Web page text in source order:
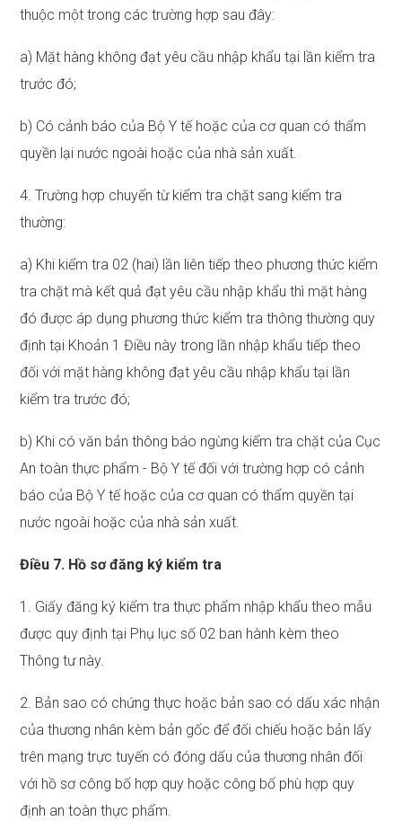
thuộc một trong các trường hợp sau đây:
a) Mặt hàng không đạt yêu cầu nhập khẩu tại lần kiểm tra
trước đó;
b) Có cảnh báo của Bộ Y tế hoặc của cơ quan có thẩm
quyền lại nước ngoài hoặc của nhà sản xuất.
4. Trường hợp chuyển từ kiểm tra chặt sang kiểm tra
thường:
a) Khi kiểm tra 02 (hai) lần liên tiếp theo phương thức kiểm
tra chặt mà kết quả đạt yêu cầu nhập khẩu thì mặt hàng
đó được áp dụng phương thức kiểm tra thông thường quy
định tại Khoản 1 Điều này trong lần nhập khẩu tiếp theo
đối với mặt hàng không đạt yêu cầu nhập khẩu tại lần
kiểm tra trước đó;
b) Khi có văn bản thông báo ngừng kiểm tra chặt của Cục
An toàn thực phẩm - Bộ Y tế đối với trường hợp có cảnh
báo của Bộ Y tế hoặc của cơ quan có thẩm quyền tại
nước ngoài hoặc của nhà sản xuất.
Điều 7. Hồ sơ đăng ký kiểm tra
1. Giấy đăng ký kiểm tra thực phẩm nhập khẩu theo mẫu
được quy định tại Phụ lục số 02 ban hành kèm theo
Thông tư này.
2. Bản sao có chứng thực hoặc bản sao có dấu xác nhận
của thương nhân kèm bản gốc để đối chiếu hoặc bản lấy
trên mạng trực tuyến có đóng dấu của thương nhân đối
với hồ sơ công bố hợp quy hoặc công bố phù hợp quy
định an toàn thực phẩm.